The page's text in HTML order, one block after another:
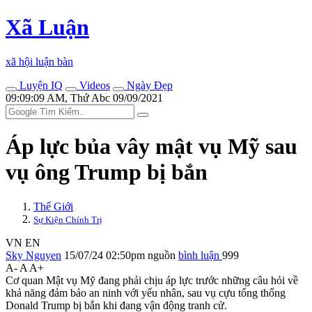
Xã Luận
xã hội luận bàn
Luyện IQ
Videos
Ngày Đẹp
09:09:09 AM, Thứ Abc 09/09/2021
Áp lực bủa vây mật vụ Mỹ sau
vụ ông Trump bị bắn
Thế Giới
Sự Kiện Chính Trị
VN EN
Sky Nguyen 15/07/24 02:50pm nguồn bình luận 999
A- A A+
Cơ quan Mật vụ Mỹ đang phải chịu áp lực trước những câu hỏi về
khả năng đảm bảo an ninh với yếu nhân, sau vụ cựu tổng thống
Donald Trump bị bắn khi đang vận động tranh cử.